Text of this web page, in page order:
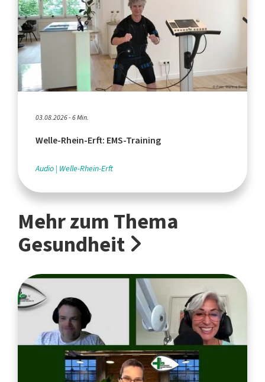
03.08.2026 - 6 Min.
Welle-Rhein-Erft: EMS-Training
Audio Welle-Rhein-Erft
Mehr zum Thema
Gesundheit